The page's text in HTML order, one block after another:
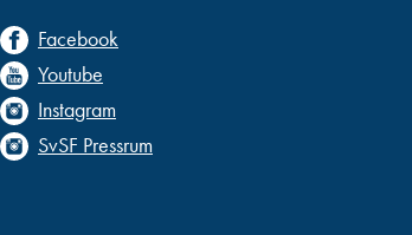
Facebook
Youtube
Instagram
SvSF Pressrum